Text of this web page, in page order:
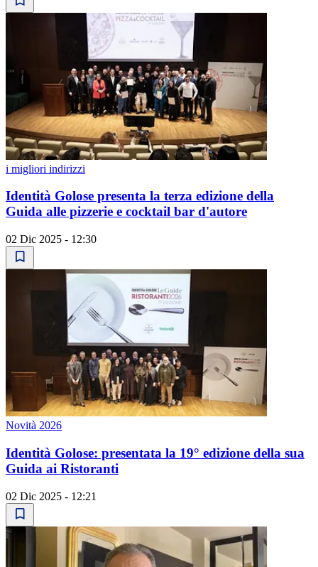
i migliori indirizzi
Identità Golose presenta la terza edizione della
Guida alle pizzerie e cocktail bar d'autore
02 Dic 2025 - 12:30
Novità 2026
Identità Golose: presentata la 19° edizione della sua
Guida ai Ristoranti
02 Dic 2025 - 12:21